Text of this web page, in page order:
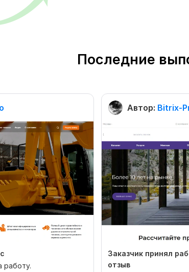
Последние
работу.
Автор: Bitrix-
Заказчик принял
отзыв